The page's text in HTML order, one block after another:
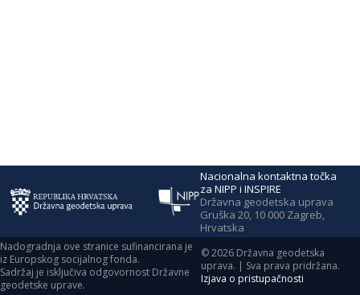
Nacionalna kontaktna točka
za NIPP i INSPIRE
Državna geodetska uprava
Gruška 20, 10 000 Zagreb,
Hrvatska
Nadogradnja ove stranice sufinancirana je
iz Europskog socijalnog fonda.
Sadržaj je isključiva odgovornost Državne
geodetske uprave.
©2026 Državna geodetska
uprava. | Sva prava pridržana.
Izjava o pristupačnosti